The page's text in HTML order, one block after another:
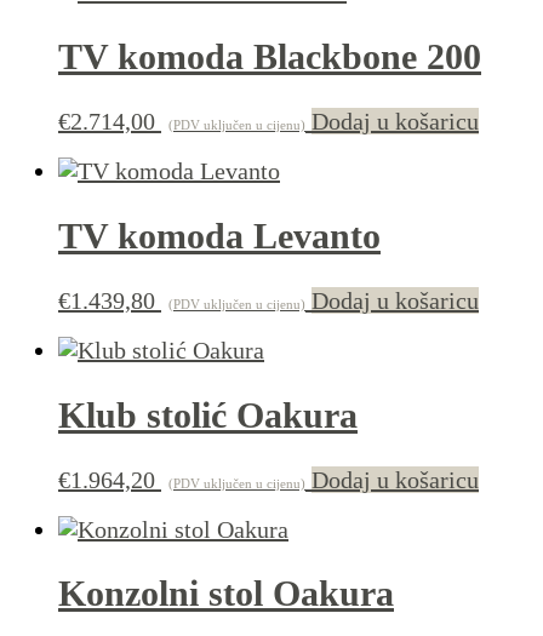
TV komoda Blackbone 200
€2.714,00 (PDV uključen u cijenu) Dodaj u košaricu
TV komoda Levanto
€1.439,80 (PDV uključen u cijenu) Dodaj u košaricu
Klub stolić Oakura
€1.964,20 (PDV uključen u cijenu) Dodaj u košaricu
Konzolni stol Oakura